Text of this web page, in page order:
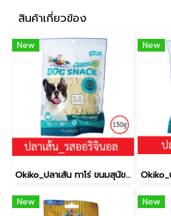
สินค้าเกี่ยวข้อง
New
Okiko_ปลาเส้น ทาโร่ ขนมสุนัข (เนื้อปลา 100%) _รสออริจินอล150g.
New
New New